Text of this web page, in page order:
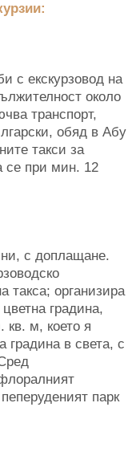
с екскурзовод на
около
транспорт,
обяд в Абу
такси за
се при мин. 12
с доплащане.
такса; организира
градина,
м, което я
градина в света, с
парк